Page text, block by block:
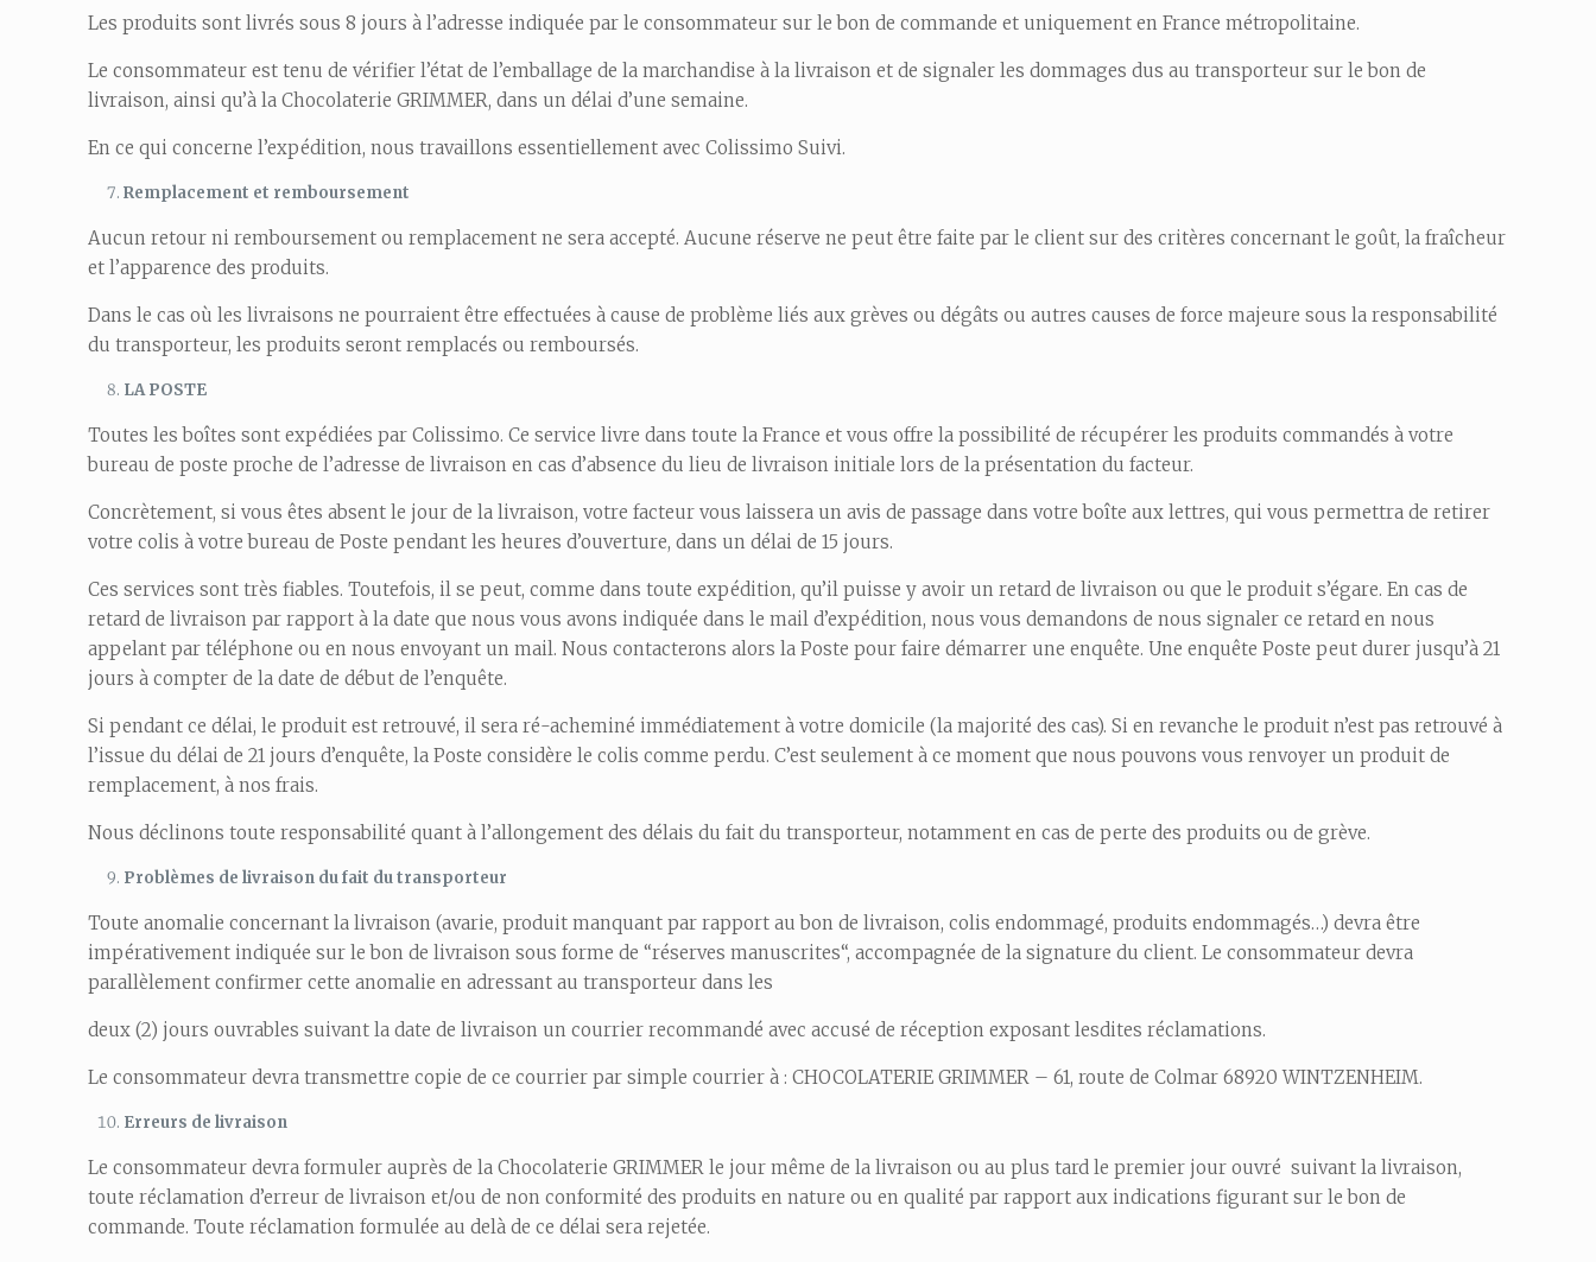
Les produits sont livrés sous 8 jours à l’adresse indiquée par le consommateur sur le bon de commande et uniquement en France métropolitaine.
Le consommateur est tenu de vérifier l’état de l’emballage de la marchandise à la livraison et de signaler les dommages dus au transporteur sur le bon de
livraison, ainsi qu’à la Chocolaterie GRIMMER, dans un délai d’une semaine.
En ce qui concerne l’expédition, nous travaillons essentiellement avec Colissimo Suivi.
Remplacement et remboursement
Aucun retour ni remboursement ou remplacement ne sera accepté. Aucune réserve ne peut être faite par le client sur des critères concernant le goût, la fraîcheur
et l’apparence des produits.
Dans le cas où les livraisons ne pourraient être effectuées à cause de problème liés aux grèves ou dégâts ou autres causes de force majeure sous la responsabilité
du transporteur, les produits seront remplacés ou remboursés.
LA POSTE
Toutes les boîtes sont expédiées par Colissimo. Ce service livre dans toute la France et vous offre la possibilité de récupérer les produits commandés à votre
bureau de poste proche de l’adresse de livraison en cas d’absence du lieu de livraison initiale lors de la présentation du facteur.
Concrètement, si vous êtes absent le jour de la livraison, votre facteur vous laissera un avis de passage dans votre boîte aux lettres, qui vous permettra de retirer
votre colis à votre bureau de Poste pendant les heures d’ouverture, dans un délai de 15 jours.
Ces services sont très fiables. Toutefois, il se peut, comme dans toute expédition, qu’il puisse y avoir un retard de livraison ou que le produit s’égare. En cas de
retard de livraison par rapport à la date que nous vous avons indiquée dans le mail d’expédition, nous vous demandons de nous signaler ce retard en nous
appelant par téléphone ou en nous envoyant un mail. Nous contacterons alors la Poste pour faire démarrer une enquête. Une enquête Poste peut durer jusqu’à 21
jours à compter de la date de début de l’enquête.
Si pendant ce délai, le produit est retrouvé, il sera ré-acheminé immédiatement à votre domicile (la majorité des cas). Si en revanche le produit n’est pas retrouvé à
l’issue du délai de 21 jours d’enquête, la Poste considère le colis comme perdu. C’est seulement à ce moment que nous pouvons vous renvoyer un produit de
remplacement, à nos frais.
Nous déclinons toute responsabilité quant à l’allongement des délais du fait du transporteur, notamment en cas de perte des produits ou de grève.
Problèmes de livraison du fait du transporteur
Toute anomalie concernant la livraison (avarie, produit manquant par rapport au bon de livraison, colis endommagé, produits endommagés…) devra être
impérativement indiquée sur le bon de livraison sous forme de “réserves manuscrites“, accompagnée de la signature du client. Le consommateur devra
parallèlement confirmer cette anomalie en adressant au transporteur dans les
deux (2) jours ouvrables suivant la date de livraison un courrier recommandé avec accusé de réception exposant lesdites réclamations.
Le consommateur devra transmettre copie de ce courrier par simple courrier à : CHOCOLATERIE GRIMMER – 61, route de Colmar 68920 WINTZENHEIM.
Erreurs de livraison
Le consommateur devra formuler auprès de la Chocolaterie GRIMMER le jour même de la livraison ou au plus tard le premier jour ouvré suivant la livraison,
toute réclamation d’erreur de livraison et/ou de non conformité des produits en nature ou en qualité par rapport aux indications figurant sur le bon de
commande. Toute réclamation formulée au delà de ce délai sera rejetée.